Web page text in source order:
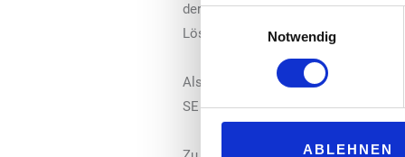
Notwendig
ABLEHNEN
der Branche auf angemessene
Lösungen und wollen den Dialog
Als Stellvertretender Vorsitzender
SE mit Sitz in Bochum.